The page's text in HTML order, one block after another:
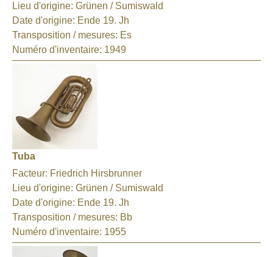
Lieu d'origine: Grünen / Sumiswald
Date d'origine: Ende 19. Jh
Transposition / mesures: Es
Numéro d'inventaire: 1949
Tuba
Facteur: Friedrich Hirsbrunner
Lieu d'origine: Grünen / Sumiswald
Date d'origine: Ende 19. Jh
Transposition / mesures: Bb
Numéro d'inventaire: 1955